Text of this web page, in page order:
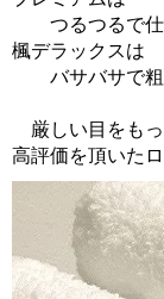
つるつるで仕
楓デラックスは
バサバサで粗
厳しい目をもっ
高評価を頂いた